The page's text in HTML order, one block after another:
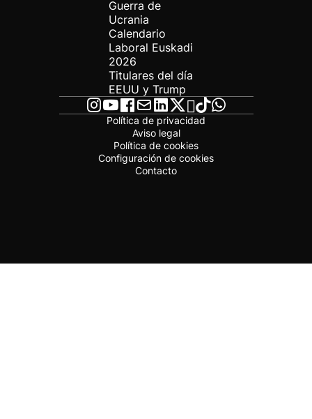
Guerra de
Ucrania
Calendario
Laboral Euskadi
2026
Titulares del día
EEUU y Trump
Política de privacidad
Aviso legal
Política de cookies
Configuración de cookies
Contacto